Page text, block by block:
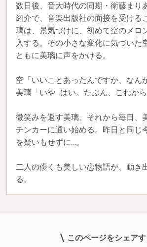
数日後、音大時代の同期・衛藤まり
紹介で、音楽出版社の面接を受ける
璃は、景気づけに、初めて空のメロ
入する。その小さな変化に気づいた
ともに美璃に声をかける。
空「いいことあったんですか、なん
美璃「いや…はい。たぶん、これから
微笑みを返す美璃。それから毎日、
チンカーに通い始める。昨日と同じ
を疑いもせずに…。
二人の儚くも美しい恋物語が、動き
る。
このページをシェア